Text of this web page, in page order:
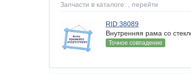
Запчасти в каталоге: , перейти
RID:38089
Внутренняя рама со
Точное совпадение